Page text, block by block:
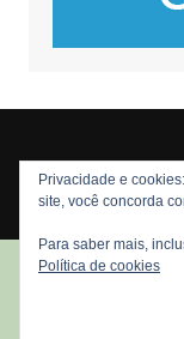
Copyright © 2026
Privacidade e
site, você concorda
Para saber mais,
Política de cookies